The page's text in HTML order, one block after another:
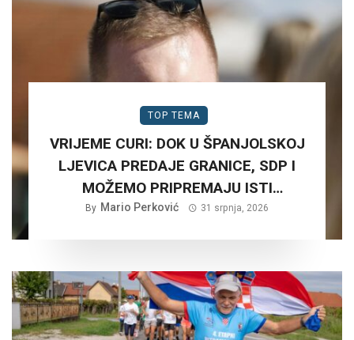
TOP TEMA
VRIJEME CURI: DOK U ŠPANJOLSKOJ
LJEVICA PREDAJE GRANICE, SDP I
MOŽEMO PRIPREMAJU ISTI
SCENARIJ ZA HRVATSKU….
By Mario Perković 31 srpnja, 2026